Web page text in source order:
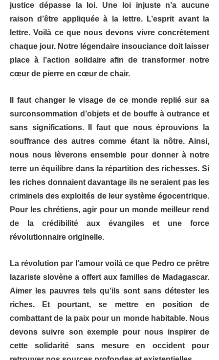
justice dépasse la loi. Une loi injuste n’a aucune
raison d’être appliquée à la lettre. L’esprit avant la
lettre. Voilà ce que nous devons vivre concrètement
chaque jour. Notre légendaire insouciance doit laisser
place à l’action solidaire afin de transformer notre
cœur de pierre en cœur de chair.
Il faut changer le visage de ce monde replié sur sa
surconsommation d’objets et de bouffe à outrance et
sans significations. Il faut que nous éprouvions la
souffrance des autres comme étant la nôtre. Ainsi,
nous nous lèverons ensemble pour donner à notre
terre un équilibre dans la répartition des richesses. Si
les riches donnaient davantage ils ne seraient pas les
criminels des exploités de leur système égocentrique.
Pour les chrétiens, agir pour un monde meilleur rend
de la crédibilité aux évangiles et une force
révolutionnaire originelle.
La révolution par l’amour voilà ce que Pedro ce prêtre
lazariste slovène a offert aux familles de Madagascar.
Aimer les pauvres tels qu’ils sont sans détester les
riches. Et pourtant, se mettre en position de
combattant de la paix pour un monde habitable. Nous
devons suivre son exemple pour nous inspirer de
cette solidarité sans mesure en occident pour